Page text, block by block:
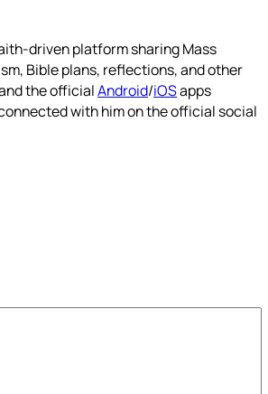
driven platform sharing Mass
Bible plans, reflections, and other
the officialAndroid/iOSapps
with him on the official social